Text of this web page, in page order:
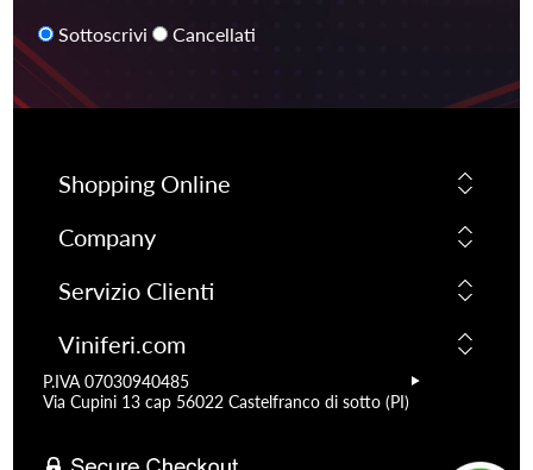
Sottoscrivi Cancellati
Shopping Online
Company
Servizio Clienti
Viniferi.com
P.IVA 07030940485
Via Cupini 13 cap 56022 Castelfranco di sotto (PI)